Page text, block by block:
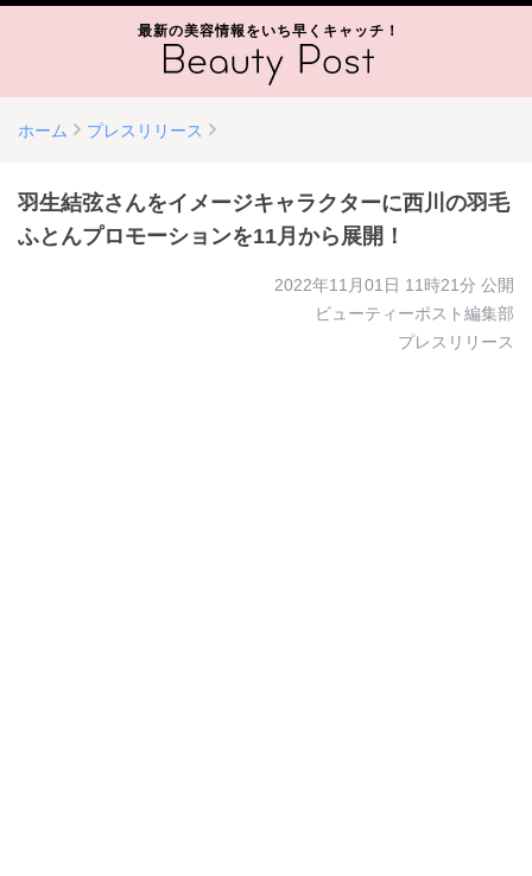
最新の美容情報をいち早くキャッチ！
ホーム プレスリリース
羽生結弦さんをイメージキャラクターに西川の羽毛
ふとんプロモーションを11月から展開！
2022年11月01日 11時21分 公開
ビューティーポスト編集部
プレスリリース